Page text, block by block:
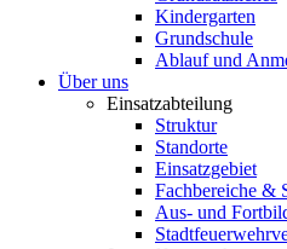
Kindergarten
Grundschule
Ablauf und
Über uns
Einsatzabteilung
Struktur
Standorte
Einsatzgebiet
Fachbereiche &
Aus- und